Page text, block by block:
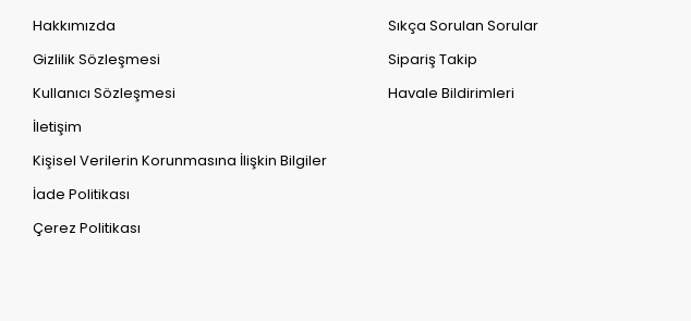
Hakkımızda
Gizlilik Sözleşmesi
Kullanıcı Sözleşmesi
İletişim
Kişisel Verilerin Korunmasına İlişkin Bilgiler
İade Politikası
Çerez Politikası
Sıkça Sorulan Sorular
Sipariş Takip
Havale Bildirimleri